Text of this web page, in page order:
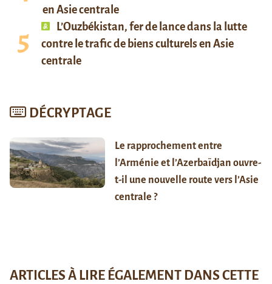
en Asie centrale
L’Ouzbékistan, fer de lance dans la lutte
contre le trafic de biens culturels en Asie
centrale
DÉCRYPTAGE
Le rapprochement entre
l’Arménie et l’Azerbaïdjan ouvre-
t-il une nouvelle route vers l’Asie
centrale ?
ARTICLES À LIRE ÉGALEMENT DANS CETTE